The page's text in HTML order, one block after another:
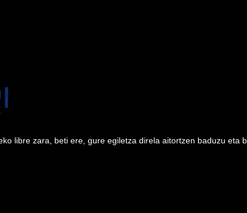
libre zara, beti ere, gure egiletza direla aitortzen baduzu eta